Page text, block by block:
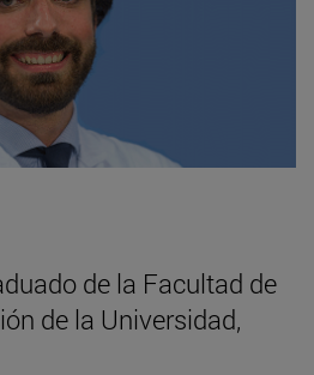
de la Facultad de
de la Universidad,